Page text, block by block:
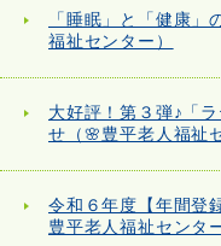
「睡眠」と「健康」
福祉センター）
大好評！第３弾♪「
せ（🌸豊平老人福祉
令和６年度【年間登
豊平老人福祉センタ